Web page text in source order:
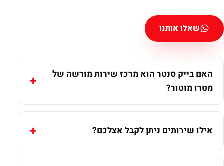
שאלו אותנו
האם בייק סנטר הוא מרכז שירות מורשה של
מטרו מוטור?
אילו שירותים ניתן לקבל אצלכם?